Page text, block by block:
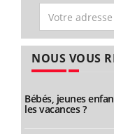
NOUS VOUS
Bébés, jeunes
les vacances ?